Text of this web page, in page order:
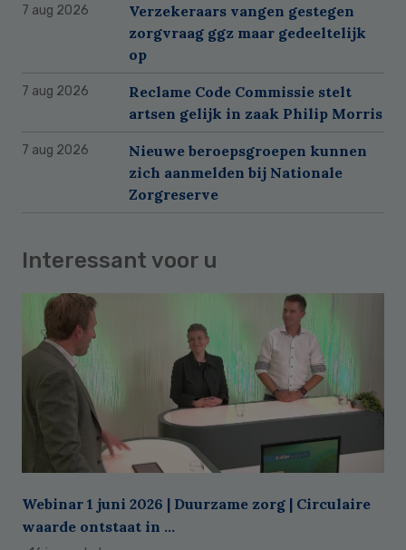
7 aug 2026
Verzekeraars vangen gestegen
zorgvraag ggz maar gedeeltelijk
op
7 aug 2026
Reclame Code Commissie stelt
artsen gelijk in zaak Philip Morris
7 aug 2026
Nieuwe beroepsgroepen kunnen
zich aanmelden bij Nationale
Zorgreserve
Interessant voor u
Webinar 1 juni 2026 | Duurzame zorg | Circulaire
waarde ontstaat in ...